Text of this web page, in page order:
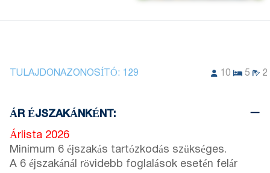
TULAJDONAZONOSÍTÓ: 129 10 5 2
ÁR ÉJSZAKÁNKÉNT:
Árlista 2026
Minimum 6 éjszakás tartózkodás szükséges.
A 6 éjszakánál rövidebb foglalások esetén felár